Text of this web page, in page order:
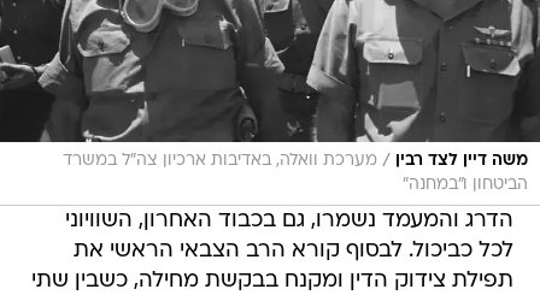
משה דיין לצד רבין / מערכת וואלה, באדיבות ארכיון צה"ל במשרד
הביטחון ו"במחנה"
הדרג והמעמד נשמרו, גם בכבוד האחרון, השוויוני
לכל כביכול. לבסוף קורא הרב הצבאי הראשי את
תפילת צידוק הדין ומקנח בבקשת מחילה, כשבין שתי